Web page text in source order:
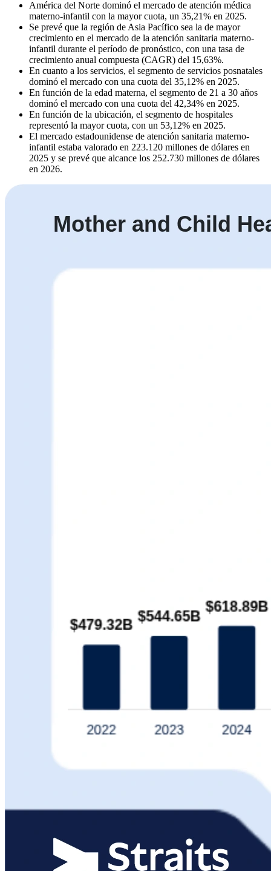
América del Norte dominó el mercado de atención médica
materno-infantil con la mayor cuota, un 35,21% en 2025.
Se prevé que la región de Asia Pacífico sea la de mayor
crecimiento en el mercado de la atención sanitaria materno-
infantil durante el período de pronóstico, con una tasa de
crecimiento anual compuesta (CAGR) del 15,63%.
En cuanto a los servicios, el segmento de servicios posnatales
dominó el mercado con una cuota del 35,12% en 2025.
En función de la edad materna, el segmento de 21 a 30 años
dominó el mercado con una cuota del 42,34% en 2025.
En función de la ubicación, el segmento de hospitales
representó la mayor cuota, con un 53,12% en 2025.
El mercado estadounidense de atención sanitaria materno-
infantil estaba valorado en 223.120 millones de dólares en
2025 y se prevé que alcance los 252.730 millones de dólares
en 2026.